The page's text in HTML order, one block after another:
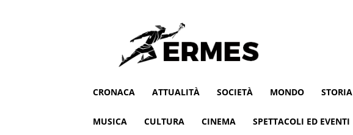
CRONACA ATTUALITÀ SOCIETÀ MONDO STORIA
MUSICA CULTURA CINEMA SPETTACOLI ED EVENTI